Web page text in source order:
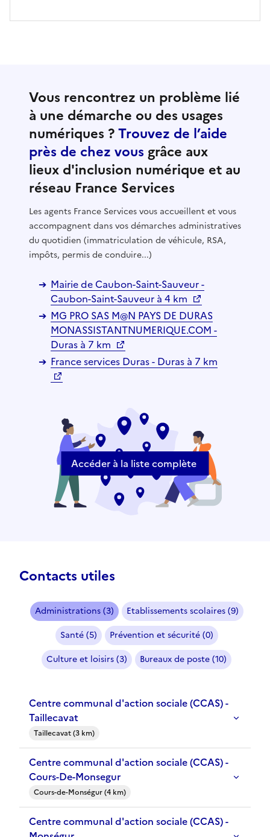
Vous rencontrez un problème lié
à une démarche ou des usages
numériques ?Trouvez de l’aide
près de chez vous grâce aux
lieux d'inclusion numérique et au
réseau France Services
Les agents France Services vous accueillent et vous
accompagnent dans vos démarches administratives
du quotidien (immatriculation de véhicule, RSA,
impôts, permis de conduire...)
Mairie de Caubon-Saint-Sauveur -
Caubon-Saint-Sauveur à 4 km
MG PRO SAS M@N PAYS DE DURAS
MONASSISTANTNUMERIQUE.COM -
Duras à 7 km
France services Duras - Duras à 7 km
Accéder à la liste complète
Contacts utiles
Administrations (3)
Etablissements scolaires (9)
Santé (5)
Prévention et sécurité (0)
Culture et loisirs (3)
Bureaux de poste (10)
Centre communal d'action sociale (CCAS) -
Taillecavat
Taillecavat (3 km)
Centre communal d'action sociale (CCAS) -
Cours-De-Monsegur
Cours-de-Monségur (4 km)
Centre communal d'action sociale (CCAS) -